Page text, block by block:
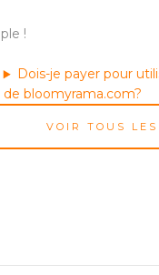
!
Dois-je payer pour
de bloomyrama.com?
VOIR TOUS